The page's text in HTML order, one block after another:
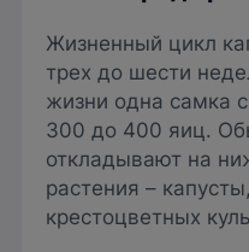
Жизненный цикл
трех до шести
жизни одна самка
300 до 400 яиц.
откладывают на
растения –
крестоцветных